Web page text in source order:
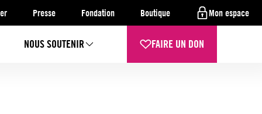
Presse Fondation Boutique Mon espace
NOUS SOUTENIR FAIRE UN DON